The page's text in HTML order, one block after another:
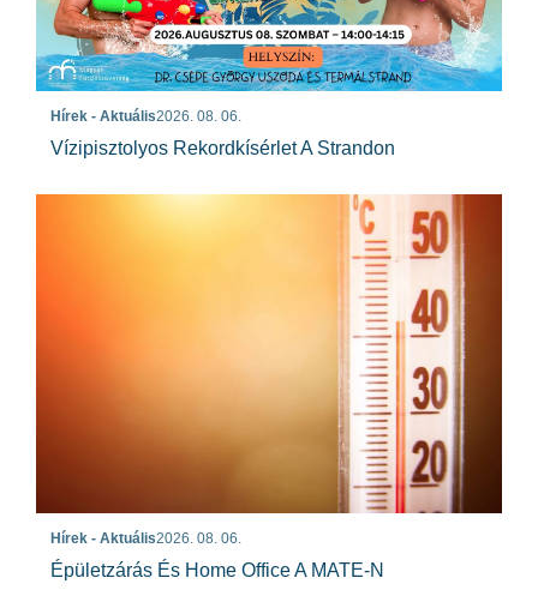
Hírek - Aktuális2026. 08. 06.
Vízipisztolyos Rekordkísérlet A Strandon
Hírek - Aktuális2026. 08. 06.
Épületzárás És Home Office A MATE-N